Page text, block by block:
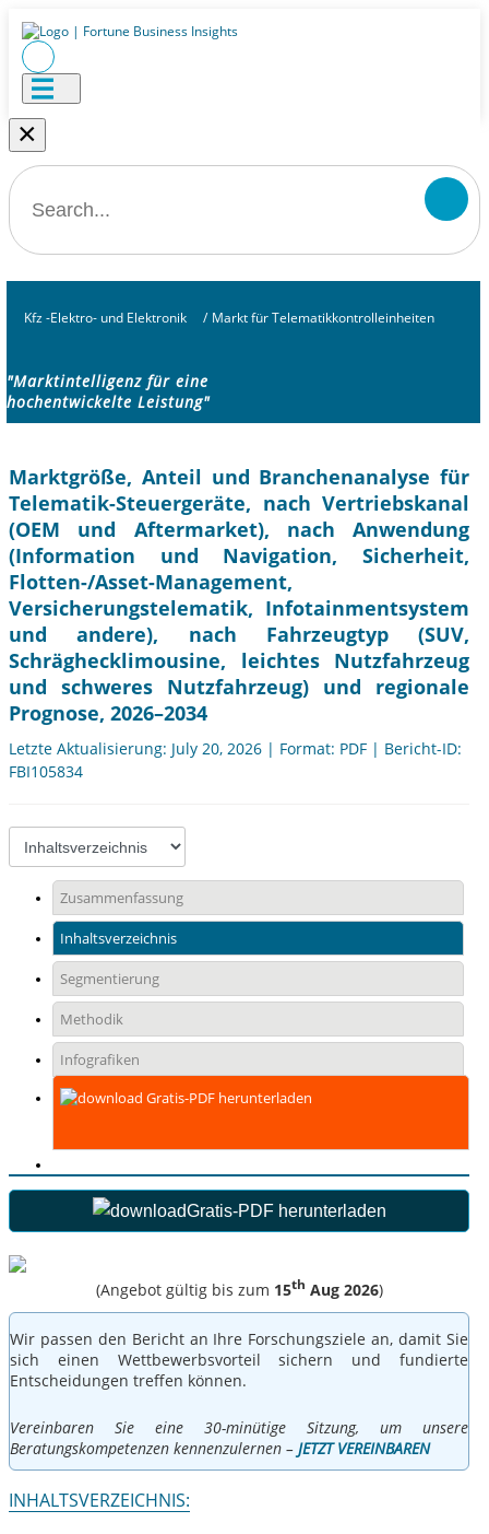
×
Kfz -Elektro- und Elektronik / Markt für Telematikkontrolleinheiten
"Marktintelligenz für eine
hochentwickelte Leistung"
Marktgröße, Anteil und Branchenanalyse für
Telematik-Steuergeräte, nach Vertriebskanal
(OEM und Aftermarket), nach Anwendung
(Information und Navigation, Sicherheit,
Flotten-/Asset-Management,
Versicherungstelematik, Infotainmentsystem
und andere), nach Fahrzeugtyp (SUV,
Schräghecklimousine, leichtes Nutzfahrzeug
und schweres Nutzfahrzeug) und regionale
Prognose, 2026–2034
Letzte Aktualisierung: July 20, 2026 | Format: PDF | Bericht-ID:
FBI105834
Zusammenfassung
Inhaltsverzeichnis
Segmentierung
Methodik
Infografiken
Gratis-PDF herunterladen
Gratis-PDF herunterladen
(Angebot gültig bis zum 15th Aug 2026)
Wir passen den Bericht an Ihre Forschungsziele an, damit Sie
sich einen Wettbewerbsvorteil sichern und fundierte
Entscheidungen treffen können.
Vereinbaren Sie eine 30-minütige Sitzung, um unsere
Beratungskompetenzen kennenzulernen – JETZT VEREINBAREN
INHALTSVERZEICHNIS: